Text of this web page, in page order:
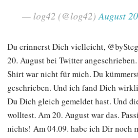
— log42 (@log42) August
Du erinnerst Dich vielleicht,
20. August bei Twitter
Shirt war nicht für mich. Du
geschrieben. Und ich fand Dich
Du Dich gleich gemeldet hast. Und
wolltest. Am 20. August war das.
nichts! Am 04.09. habe ich Dir noch